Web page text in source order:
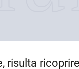
, risulta